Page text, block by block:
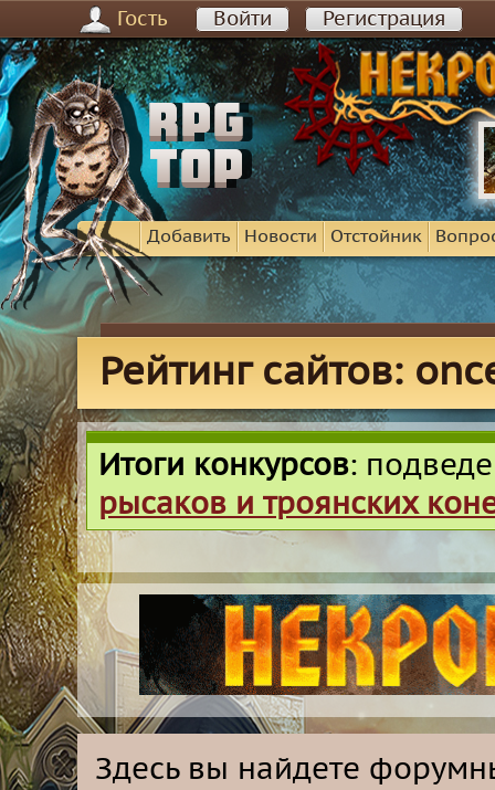
Гость Войти Регистрация
Добавить Новости Отстойник
Рейтинг сайтов:
Итоги конкурсов:
рысаков и троянских
Здесь вы найдете